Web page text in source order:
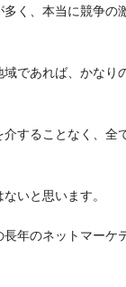
く、本当に競争の
であれば、かなり
することなく、全
いと思います。
年のネットマーケ